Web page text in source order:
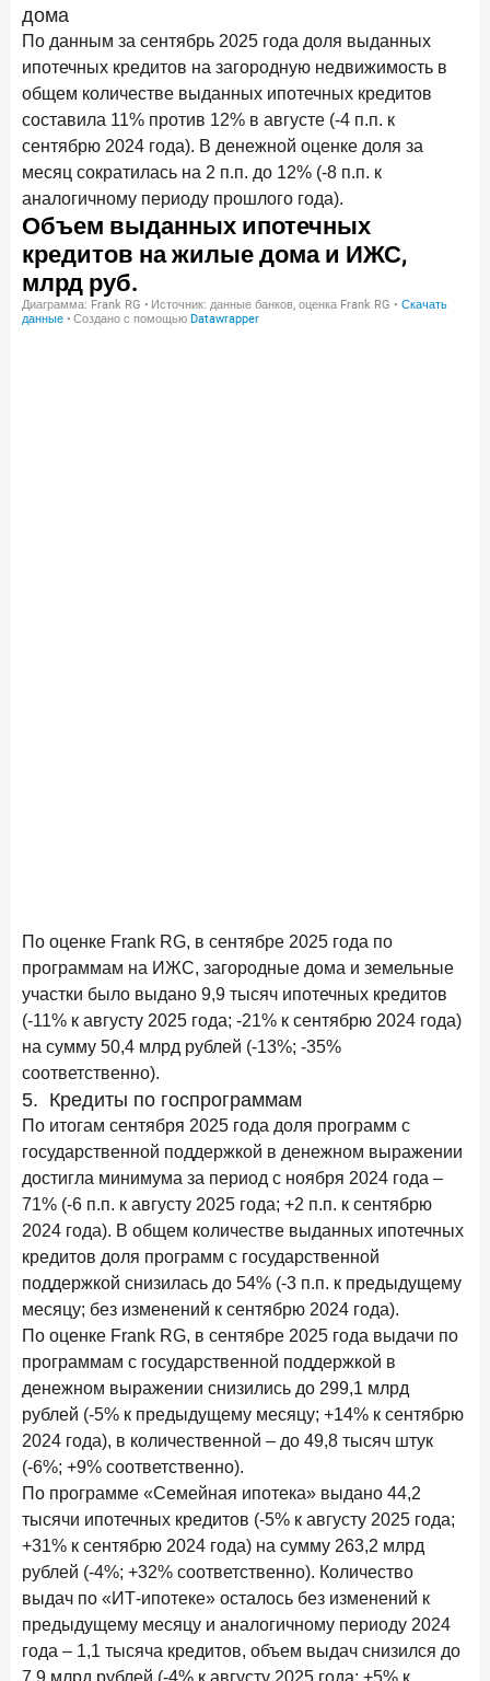
дома
По данным за сентябрь 2025 года доля выданных
ипотечных кредитов на загородную недвижимость в
общем количестве выданных ипотечных кредитов
составила 11% против 12% в августе (-4 п.п. к
сентябрю 2024 года). В денежной оценке доля за
месяц сократилась на 2 п.п. до 12% (-8 п.п. к
аналогичному периоду прошлого года).
По оценке Frank RG, в сентябре 2025 года по
программам на ИЖС, загородные дома и земельные
участки было выдано 9,9 тысяч ипотечных кредитов
(-11% к августу 2025 года; -21% к сентябрю 2024 года)
на сумму 50,4 млрд рублей (-13%; -35%
соответственно).
5. Кредиты по госпрограммам
По итогам сентября 2025 года доля программ с
государственной поддержкой в денежном выражении
достигла минимума за период с ноября 2024 года –
71% (-6 п.п. к августу 2025 года; +2 п.п. к сентябрю
2024 года). В общем количестве выданных ипотечных
кредитов доля программ с государственной
поддержкой снизилась до 54% (-3 п.п. к предыдущему
месяцу; без изменений к сентябрю 2024 года).
По оценке Frank RG, в сентябре 2025 года выдачи по
программам с государственной поддержкой в
денежном выражении снизились до 299,1 млрд
рублей (-5% к предыдущему месяцу; +14% к сентябрю
2024 года), в количественной – до 49,8 тысяч штук
(-6%; +9% соответственно).
По программе «Семейная ипотека» выдано 44,2
тысячи ипотечных кредитов (-5% к августу 2025 года;
+31% к сентябрю 2024 года) на сумму 263,2 млрд
рублей (-4%; +32% соответственно). Количество
выдач по «ИТ-ипотеке» осталось без изменений к
предыдущему месяцу и аналогичному периоду 2024
года – 1,1 тысяча кредитов, объем выдач снизился до
7,9 млрд рублей (-4% к августу 2025 года; +5% к